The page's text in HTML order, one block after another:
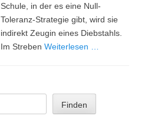
Schule, in der es eine Null-
Toleranz-Strategie gibt, wird sie
indirekt Zeugin eines Diebstahls.
Im StrebenWeiterlesen …
Finden